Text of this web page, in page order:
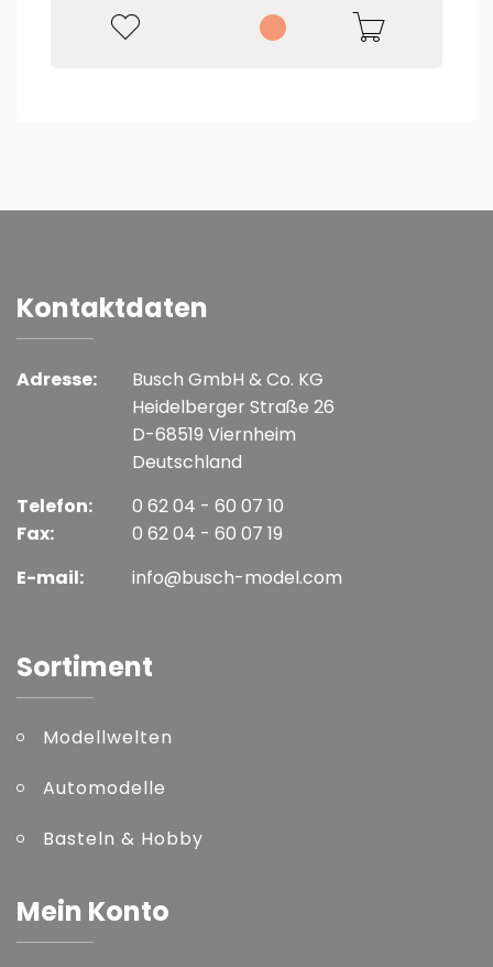
Kontaktdaten
Adresse:
Busch GmbH & Co. KG
Heidelberger Straße 26
D-68519 Viernheim
Deutschland
Telefon:
Fax:
0 62 04 - 60 07 10
0 62 04 - 60 07 19
E-mail:
info@busch-model.com
Sortiment
Modellwelten
Automodelle
Basteln & Hobby
Mein Konto